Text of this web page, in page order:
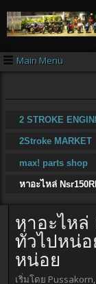
Main Menu
2 STROKE
2Stroke MARKET
max! parts shop
หาอะไหล่
หาอะไหล่
ทั่วไปหน่
หน่อย
เริ่มโดย